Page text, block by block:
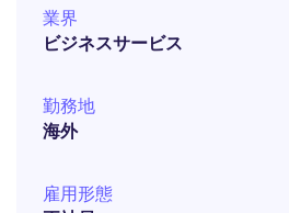
業界
ビジネスサービス
勤務地
海外
雇用形態